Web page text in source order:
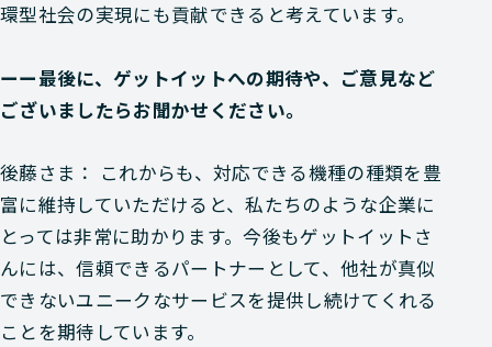
環型社会の実現にも貢献できると考えています。
ーー最後に、ゲットイットへの期待や、ご意見など
ございましたらお聞かせください。
後藤さま： これからも、対応できる機種の種類を豊
富に維持していただけると、私たちのような企業に
とっては非常に助かります。今後もゲットイットさ
んには、信頼できるパートナーとして、他社が真似
できないユニークなサービスを提供し続けてくれる
ことを期待しています。